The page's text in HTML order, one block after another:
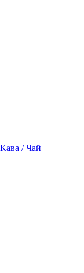
Кава / Чай